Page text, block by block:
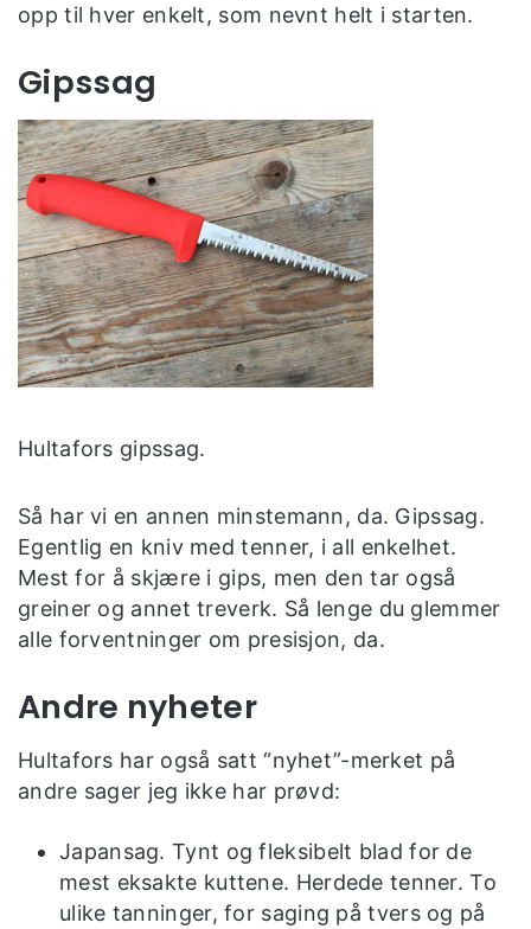
opp til hver enkelt, som nevnt helt i starten.
Gipssag
Hultafors gipssag.
Så har vi en annen minstemann, da. Gipssag.
Egentlig en kniv med tenner, i all enkelhet.
Mest for å skjære i gips, men den tar også
greiner og annet treverk. Så lenge du glemmer
alle forventninger om presisjon, da.
Andre nyheter
Hultafors har også satt “nyhet”-merket på
andre sager jeg ikke har prøvd:
Japansag. Tynt og fleksibelt blad for de
mest eksakte kuttene. Herdede tenner. To
ulike tanninger, for saging på tvers og på